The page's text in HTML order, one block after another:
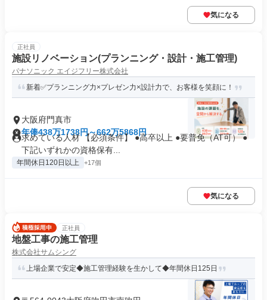
気になる
正社員
施設リノベーション(プランニング・設計・施工管理)
パナソニック エイジフリー株式会社
新着✅プランニング力×プレゼン力×設計力で、お客様を笑顔に！
大阪府門真市
年俸438万1738円～662万5868円
求めている人材 【必須条件】 ●高卒以上 ●要普免（AT可） ●
下記いずれかの資格保有...
年間休日120日以上 +17個
気になる
正社員
地盤工事の施工管理
株式会社サムシング
上場企業で安定◆施工管理経験を生かして◆年間休日125日